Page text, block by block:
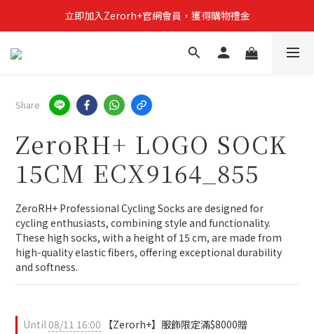
立即加入Zerorh+官網會員，獲得購物禮金
立即加入Zerorh+官網會員，獲得購物禮金
Zerorh+期間限定優惠全館滿15000折1500滿20000折2500
Share
ZeroRH+ LOGO SOCK
15CM ECX9164_855
ZeroRH+ Professional Cycling Socks are designed for
cycling enthusiasts, combining style and functionality.
These high socks, with a height of 15 cm, are made from
high-quality elastic fibers, offering exceptional durability
and softness.
Until08/11 16:00 【Zerorh+】服飾限定滿$8000贈